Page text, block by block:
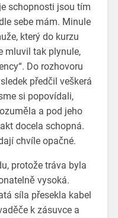
schopnosti jsou tím
sebe mám. Minule
který do kurzu
mluvil tak plynule,
Do rozhovoru
předčil veškerá
si popovídali,
a pod jeho
docela schopná.
chvíle opačné.
protože tráva byla
vysoká.
síla přesekla kabel
k zásuvce a